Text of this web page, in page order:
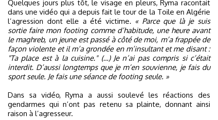
Quelques jours plus tôt, le visage en pleurs, Ryma racontait
dans une vidéo qui a depuis fait le tour de la Toile en Algérie
l’agression dont elle a été victime. « Parce que là je suis
sortie faire mon footing comme d’habitude, une heure avant
le maghreb, un jeune est passé à côté de moi, m’a frappée de
façon violente et il m’a grondée en m’insultant et me disant :
"Ta place est à la cuisine." (…) Je n’ai pas compris si c’était
interdit. D’aussi longtemps que je m’en souvienne, je fais du
sport seule. Je fais une séance de footing seule. »
Dans sa vidéo, Ryma a aussi soulevé les réactions des
gendarmes qui n’ont pas retenu sa plainte, donnant ainsi
raison à l’agresseur.